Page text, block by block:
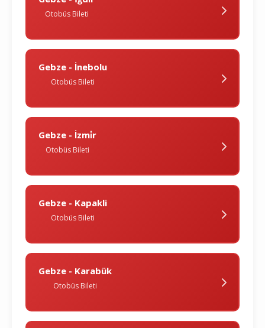
Otobüs Bileti
Gebze - İnebolu
Otobüs Bileti
Gebze - İzmi̇r
Otobüs Bileti
Gebze - Kapakli
Otobüs Bileti
Gebze - Karabük
Otobüs Bileti